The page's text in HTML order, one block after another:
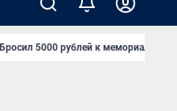
Бросил 5000 рублей к мемориалу